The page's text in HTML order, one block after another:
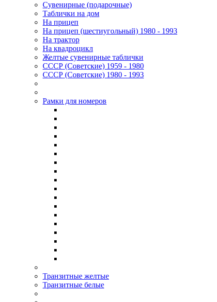
Сувенирные (подарочные)
Таблички на дом
На прицеп
На прицеп (шестиугольный) 1980 - 1993
На трактор
На квадроцикл
Желтые сувенирные таблички
СССР (Советские) 1959 - 1980
СССР (Советские) 1980 - 1993
Рамки для номеров
Транзитные желтые
Транзитные белые